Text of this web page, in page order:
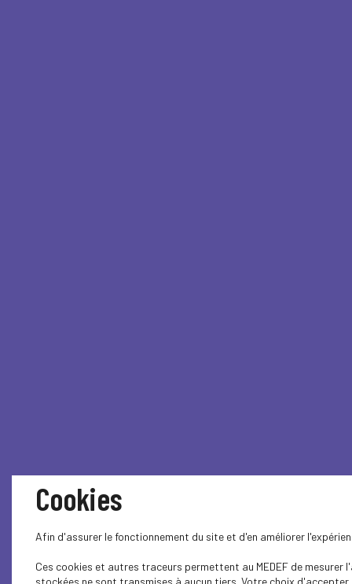
Cookies
Afin d'assurer le fonctionnement du site et d'en améliorer
Ces cookies et autres traceurs permettent au MEDEF de
stockées ne sont transmises à aucun tiers. Votre choix